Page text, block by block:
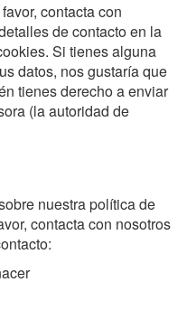
contacta con
de contacto en la
Si tienes alguna
datos, nos gustaría que
tienes derecho a enviar
(la autoridad de
nuestra política de
contacta con nosotros